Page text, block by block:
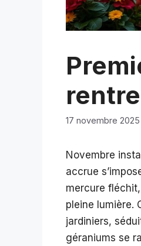
17 novembre 2025
Novembre
accrue
mercure
pleine lumière.
jardiniers,
géraniums se